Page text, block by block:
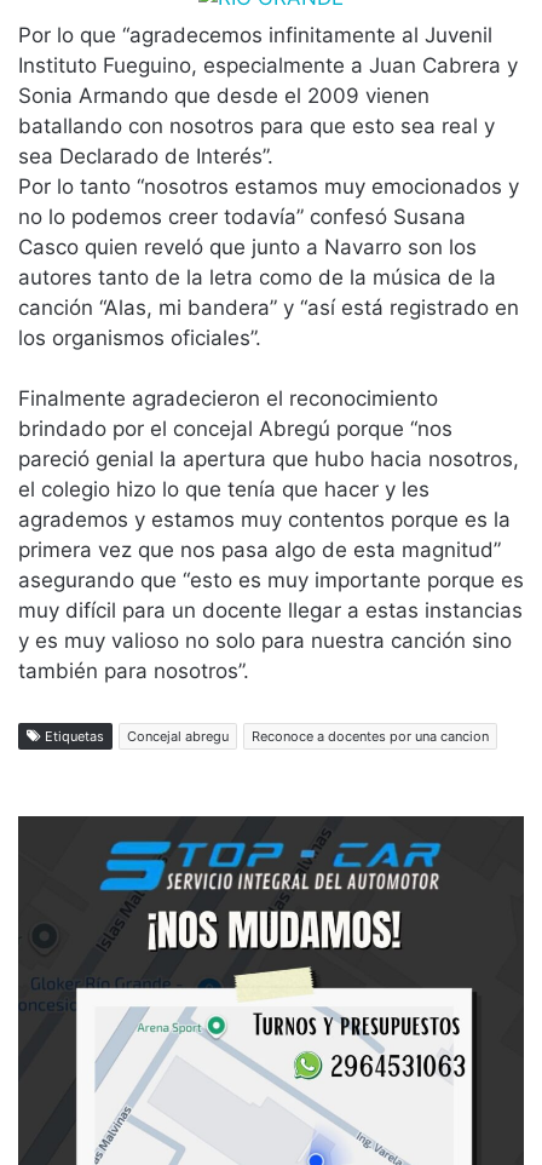
Por lo que “agradecemos infinitamente al Juvenil
Instituto Fueguino, especialmente a Juan Cabrera y
Sonia Armando que desde el 2009 vienen
batallando con nosotros para que esto sea real y
sea Declarado de Interés”.
Por lo tanto “nosotros estamos muy emocionados y
no lo podemos creer todavía” confesó Susana
Casco quien reveló que junto a Navarro son los
autores tanto de la letra como de la música de la
canción “Alas, mi bandera” y “así está registrado en
los organismos oficiales”.
Finalmente agradecieron el reconocimiento
brindado por el concejal Abregú porque “nos
pareció genial la apertura que hubo hacia nosotros,
el colegio hizo lo que tenía que hacer y les
agrademos y estamos muy contentos porque es la
primera vez que nos pasa algo de esta magnitud”
asegurando que “esto es muy importante porque es
muy difícil para un docente llegar a estas instancias
y es muy valioso no solo para nuestra canción sino
también para nosotros”.
Etiquetas Concejal abregu Reconoce a docentes por una cancion